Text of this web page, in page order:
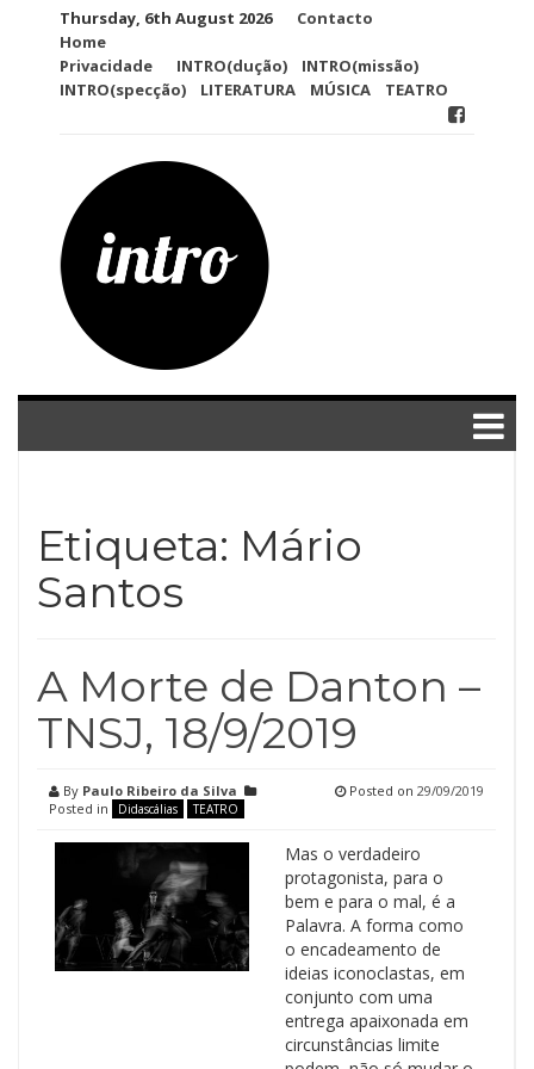
Thursday, 6th August 2026
Contacto
Home
Privacidade
INTRO(dução)
INTRO(missão)
INTRO(specção)
LITERATURA MÚSICA TEATRO
Etiqueta: Mário
Santos
A Morte de Danton –
TNSJ, 18/9/2019
By Paulo Ribeiro da Silva
Posted in
Didascálias TEATRO
Posted on 29/09/2019
Mas o verdadeiro
protagonista, para o
bem e para o mal, é a
Palavra. A forma como
o encadeamento de
ideias iconoclastas, em
conjunto com uma
entrega apaixonada em
circunstâncias limite